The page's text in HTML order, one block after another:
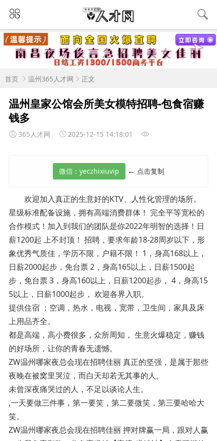
首页 温州365人才网 正文
温州皇家公馆会所美女模特招聘-包食宿赚
钱多
365人才网 2025-12-15 14:18:01
← 点击复制
欢迎加入真正的生意好的KTV、人性化管理的场所。
星级标准配备设施，拥有高端消费群体！ 完全平等宽松的
合作模式！加入到我们的团队是你2022年明智的选择！日
薪1200起 上不封顶！ 招聘，要求年龄18-28周岁以下，形
象优秀气质佳，学历不限，户籍不限！ 1，身高168以上，
日薪2000起步，免台票 2，身高165以上，日薪1500起
步，免台票 3，身高160以上，日薪1200起步， 4，身高15
5以上，日薪1000起步， 欢迎各界入职。
提供住宿 ：空调，热水，电视，宽带，卫生间，家具及床
上用品齐全。
都是高端，高小费很多，众所周知， 生意火爆稳定，赚钱
的好场所，让你的青春无遗憾。
ZW温州哪家夜总会现在招聘佳丽 真正的坚强，是属于那些
夜晚在被窝里哭泣，而白天却若无其事的人。
未曾深夜痛哭过的人，不足以谈论人生。
,一天要做三件事，第一要笑，第二要微笑，第三要哈哈大
笑。
ZW温州哪家夜总会现在招聘佳丽 押对牌赢一局，跟对人赢